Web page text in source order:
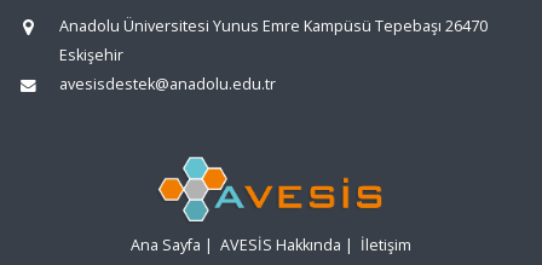
Anadolu Üniversitesi Yunus Emre Kampüsü Tepebaşı 26470
Eskişehir
avesisdestek@anadolu.edu.tr
Ana Sayfa | AVESİS Hakkında | İletişim